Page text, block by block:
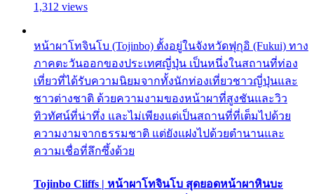
1,312 views
หน้าผาโทจินโบ (Tojinbo) ตั้งอยู่ในจังหวัดฟุกุอิ (Fukui) ทาง
ภาคตะวันออกของประเทศญี่ปุ่น เป็นหนึ่งในสถานที่ท่อง
เที่ยวที่ได้รับความนิยมจากทั้งนักท่องเที่ยวชาวญี่ปุ่นและ
ชาวต่างชาติ ด้วยความงามของหน้าผาที่สูงชันและวิว
ทิวทัศน์ที่น่าทึ่ง และไม่เพียงแต่เป็นสถานที่ที่เต็มไปด้วย
ความงามจากธรรมชาติ แต่ยังแฝงไปด้วยตำนานและ
ความเชื่อที่ลึกซึ้งด้วย
Tojinbo Cliffs | หน้าผาโทจินโบ สุดยอดหน้าผาหินบะ